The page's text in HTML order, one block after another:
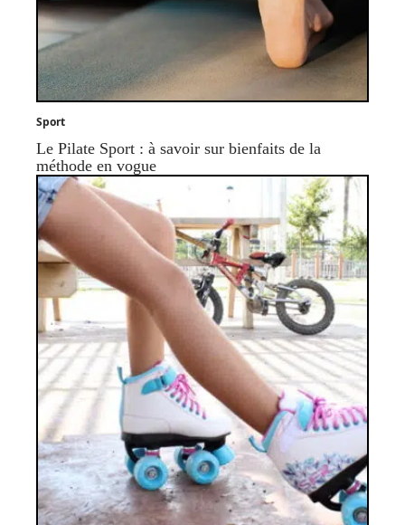
Sport
Le Pilate Sport : à savoir sur bienfaits de la
méthode en vogue